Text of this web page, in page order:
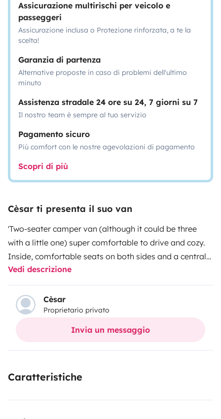
Assicurazione multirischi per veicolo e
passeggeri
Assicurazione inclusa o Protezione rinforzata, a te la
scelta!
Garanzia di partenza
Alternative proposte in caso di problemi dell'ultimo
minuto
Assistenza stradale 24 ore su 24, 7 giorni su 7
Il nostro team è sempre al tuo servizio
Pagamento sicuro
Più comfort con le nostre agevolazioni di pagamento
Scopri di più
Cèsar ti presenta il suo van
'Two-seater camper van (although it could be three
with a little one) super comfortable to drive and cozy.
Inside, comfortable seats on both sides and a central
table that has a fan above, which can also be used as
an extractor hood 😉. The bed measures 190x170. It
features a fridge-freezer, windows with mosquito nets.
Indoor or outdoor toilet. Interior or external camping
Vedi descrizione
Cèsar
Proprietario privato
Invia un messaggio
Caratteristiche